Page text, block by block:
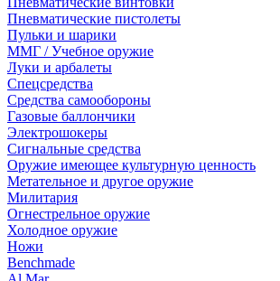
Пневматические пистолеты
Пульки и шарики
ММГ / Учебное оружие
Луки и арбалеты
Спецсредства
Средства самообороны
Газовые баллончики
Электрошокеры
Сигнальные средства
Оружие имеющее культурную ценность
Метательное и другое оружие
Милитария
Огнестрельное оружие
Холодное оружие
Ножи
Benchmade